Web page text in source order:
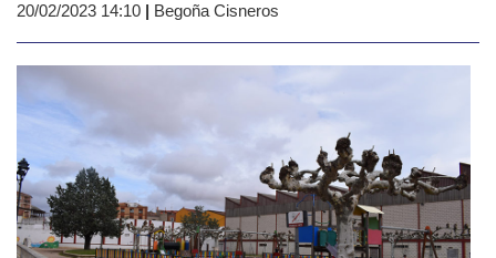
20/02/2023 14:10 | Begoña Cisneros